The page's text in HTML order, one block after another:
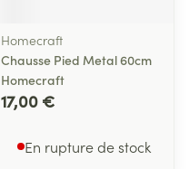
Homecraft
Chausse Pied Metal 60cm
Homecraft
17,00 €
En rupture de stock